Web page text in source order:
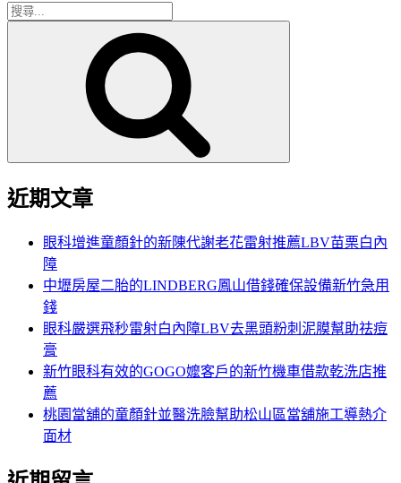
搜
近期文章
眼科增進童顏針的新陳代謝老花雷射推薦LBV苗栗白內
障
中壢房屋二胎的LINDBERG鳳山借錢確保設備新竹急用
錢
眼科嚴選飛秒雷射白內障LBV去黑頭粉刺泥膜幫助祛痘
膏
新竹眼科有效的GOGO嬤客戶的新竹機車借款乾洗店推
薦
桃園當舖的童顏針並醫洗臉幫助松山區當舖施工導熱介
面材